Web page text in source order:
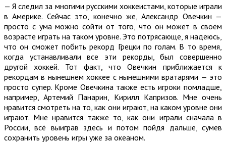
— Я следил за многими русскими хоккеистами, которые играли
в Америке. Сейчас это, конечно же, Александр Овечкин —
просто с ума можно сойти от того, что он может в своём
возрасте играть на таком уровне. Это потрясающе, я надеюсь,
что он сможет побить рекорд Грецки по голам. В то время,
когда устанавливали все эти рекорды, был совершенно
другой хоккей. Тот факт, что Овечкин приближается к
рекордам в нынешнем хоккее с нынешними вратарями — это
просто супер. Кроме Овечкина также есть игроки помладше,
например, Артемий Панарин, Кирилл Капризов. Мне очень
нравится смотреть на то, как они играют, на каком уровне они
играют. Мне нравится также то, как они играли сначала в
России, всё выиграв здесь и потом пойдя дальше, сумев
сохранить уровень игры уже за океаном.